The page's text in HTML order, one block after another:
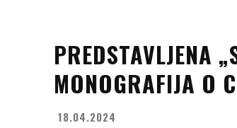
PREDSTAVLJENA
MONOGRAFIJA O
18.04.2024